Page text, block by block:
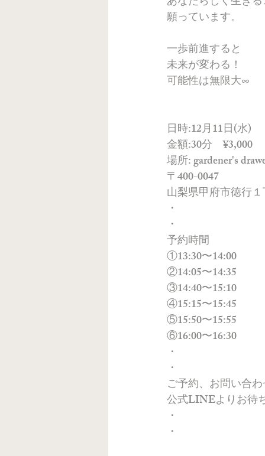
願っています。
一歩前進すると
未来が変わる！
可能性は無限大∞
日時:12月11日(水)
金額:30分　¥3,000
場所: gardener's
〒400-0047
山梨県甲府市徳行
・
・
予約時間
①13:30〜14:00
②14:05〜14:35
③14:40〜15:10
④15:15〜15:45
⑤15:50〜15:55
⑥16:00〜16:30
・
・
ご予約、お問い合
公式LINEよりお待
・
・